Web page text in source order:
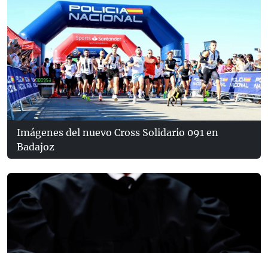
Imágenes del nuevo Cross Solidario 091 en
Badajoz